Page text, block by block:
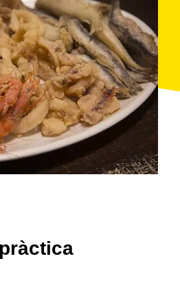
destacar les sevespostres
xocolata o els gelats artesans.